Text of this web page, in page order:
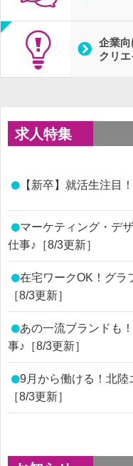
企業
クリ
求人特集
【新卒】就活生注目
マーケティング・デ
仕事♪［8/3更新］
在宅ワークOK！グラ
［8/3更新］
あの一流ブランドも
事♪［8/3更新］
9月から働ける！北
［8/3更新］